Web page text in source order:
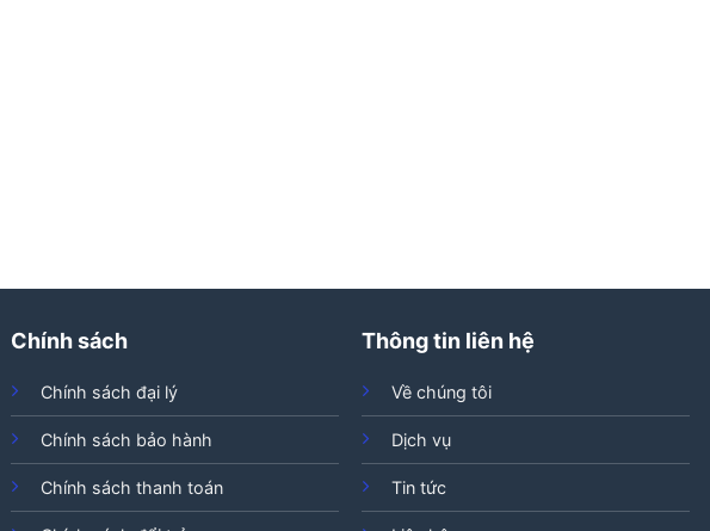
Chính sách
Chính sách đại lý
Chính sách bảo hành
Chính sách thanh toán
Thông tin liên hệ
Về chúng tôi
Dịch vụ
Tin tức